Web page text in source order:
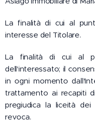
La finalità di cui al
interesse del Titolare.
La finalità di cui al
dell'interessato; il
in ogni momento
trattamento ai recapiti
pregiudica la liceità
revoca.